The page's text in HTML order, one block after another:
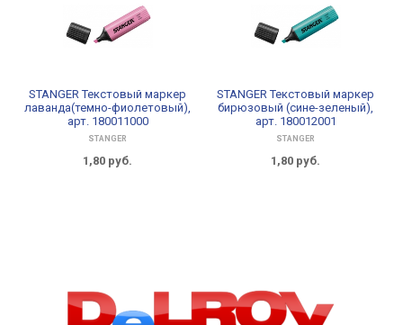
STANGER Текстовый маркер
лаванда(темно-фиолетовый),
арт. 180011000
STANGER
1,80 руб.
STANGER Текстовый маркер
бирюзовый (сине-зеленый),
арт. 180012001
STANGER
1,80 руб.